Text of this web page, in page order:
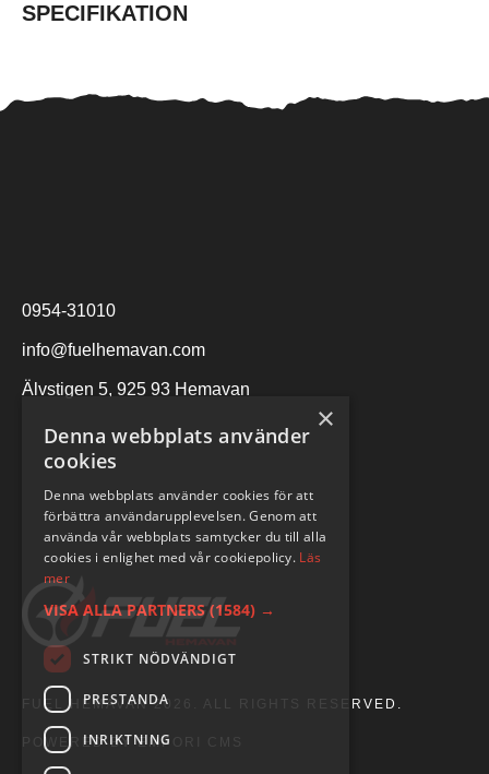
SPECIFIKATION
0954-31010
info@fuelhemavan.com
Älvstigen 5, 925 93 Hemavan
FUEL HEMAVAN 2026. ALL RIGHTS RESERVED.
POWERED BY EMPORI CMS
×
Denna webbplats använder
cookies
Denna webbplats använder cookies för att
förbättra användarupplevelsen. Genom att
använda vår webbplats samtycker du till alla
cookies i enlighet med vår cookiepolicy. Läs
mer
VISA ALLA PARTNERS (1584) →
STRIKT NÖDVÄNDIGT
PRESTANDA
INRIKTNING